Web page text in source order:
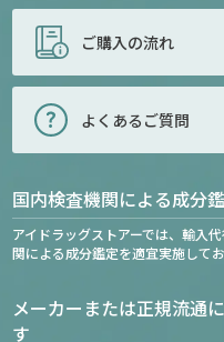
ご購入の流れ
よくあるご質問
国内検査機関による成分
アイドラッグストアーでは、輸入
関による成分鑑定を適宜実施してお
メーカーまたは正規流通
す